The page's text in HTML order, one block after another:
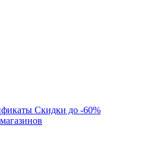
Скидки до -60%